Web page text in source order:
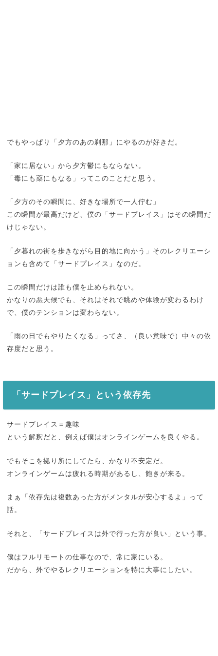
でもやっぱり「夕方のあの刹那」にやるのが好きだ。
「家に居ない」から夕方鬱にもならない。
「毒にも薬にもなる」ってこのことだと思う。
「夕方のその瞬間に、好きな場所で一人佇む」
この瞬間が最高だけど、僕の「サードプレイス」はその瞬間だ
けじゃない。
「夕暮れの街を歩きながら目的地に向かう」そのレクリエーシ
ョンも含めて「サードプレイス」なのだ。
この瞬間だけは誰も僕を止められない。
かなりの悪天候でも、それはそれで眺めや体験が変わるわけ
で、僕のテンションは変わらない。
「雨の日でもやりたくなる」ってさ、（良い意味で）中々の依
存度だと思う。
「サードプレイス」という依存先
サードプレイス＝趣味
という解釈だと、例えば僕はオンラインゲームを良くやる。
でもそこを拠り所にしてたら、かなり不安定だ。
オンラインゲームは疲れる時期があるし、飽きが来る。
まぁ「依存先は複数あった方がメンタルが安心するよ」って
話。
それと、「サードプレイスは外で行った方が良い」という事。
僕はフルリモートの仕事なので、常に家にいる。
だから、外でやるレクリエーションを特に大事にしたい。